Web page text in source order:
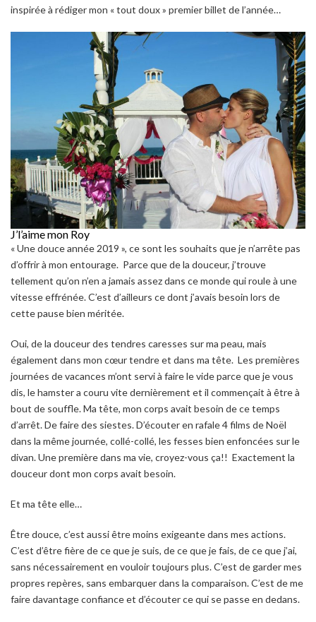
inspirée à rédiger mon « tout doux » premier billet de l’année…
J’l’aime mon Roy
« Une douce année 2019 », ce sont les souhaits que je n’arrête pas
d’offrir à mon entourage. Parce que de la douceur, j’trouve
tellement qu’on n’en a jamais assez dans ce monde qui roule à une
vitesse effrénée. C’est d’ailleurs ce dont j’avais besoin lors de
cette pause bien méritée.
Oui, de la douceur des tendres caresses sur ma peau, mais
également dans mon cœur tendre et dans ma tête. Les premières
journées de vacances m’ont servi à faire le vide parce que je vous
dis, le hamster a couru vite dernièrement et il commençait à être à
bout de souffle. Ma tête, mon corps avait besoin de ce temps
d’arrêt. De faire des siestes. D’écouter en rafale 4 films de Noël
dans la même journée, collé-collé, les fesses bien enfoncées sur le
divan. Une première dans ma vie, croyez-vous ça!! Exactement la
douceur dont mon corps avait besoin.
Et ma tête elle…
Être douce, c’est aussi être moins exigeante dans mes actions.
C’est d’être fière de ce que je suis, de ce que je fais, de ce que j’ai,
sans nécessairement en vouloir toujours plus. C’est de garder mes
propres repères, sans embarquer dans la comparaison. C’est de me
faire davantage confiance et d’écouter ce qui se passe en dedans.